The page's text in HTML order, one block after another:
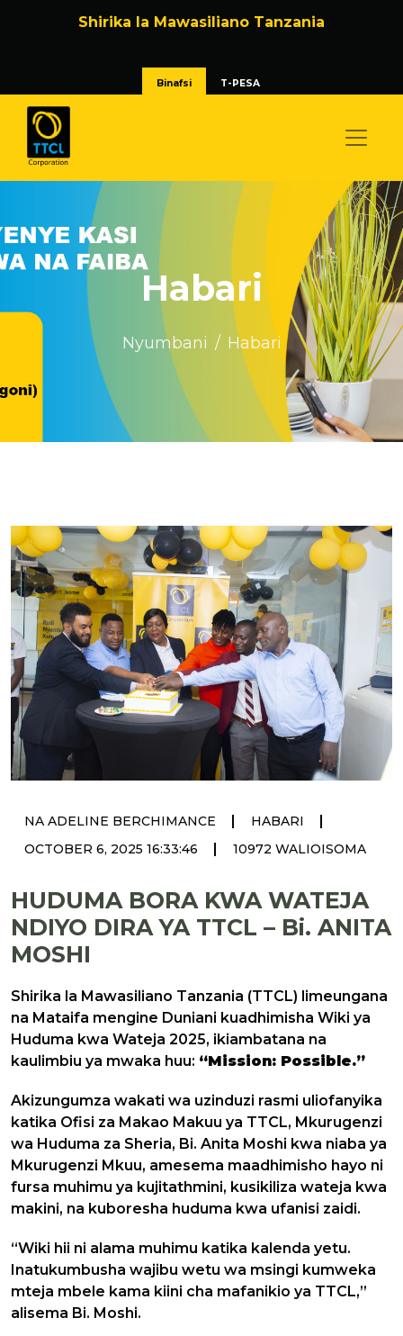
Shirika la Mawasiliano Tanzania
Binafsi T-PESA
Habari
Nyumbani Habari
NA ADELINE BERCHIMANCE | HABARI |
OCTOBER 6, 2025 16:33:46 | 10972 WALIOISOMA
HUDUMA BORA KWA WATEJA
NDIYO DIRA YA TTCL – Bi. ANITA
MOSHI
Shirika la Mawasiliano Tanzania (TTCL) limeungana
na Mataifa mengine Duniani kuadhimisha Wiki ya
Huduma kwa Wateja 2025, ikiambatana na
kaulimbiu ya mwaka huu: “Mission: Possible.”
Akizungumza wakati wa uzinduzi rasmi uliofanyika
katika Ofisi za Makao Makuu ya TTCL, Mkurugenzi
wa Huduma za Sheria, Bi. Anita Moshi kwa niaba ya
Mkurugenzi Mkuu, amesema maadhimisho hayo ni
fursa muhimu ya kujitathmini, kusikiliza wateja kwa
makini, na kuboresha huduma kwa ufanisi zaidi.
“Wiki hii ni alama muhimu katika kalenda yetu.
Inatukumbusha wajibu wetu wa msingi kumweka
mteja mbele kama kiini cha mafanikio ya TTCL,”
alisema Bi. Moshi.